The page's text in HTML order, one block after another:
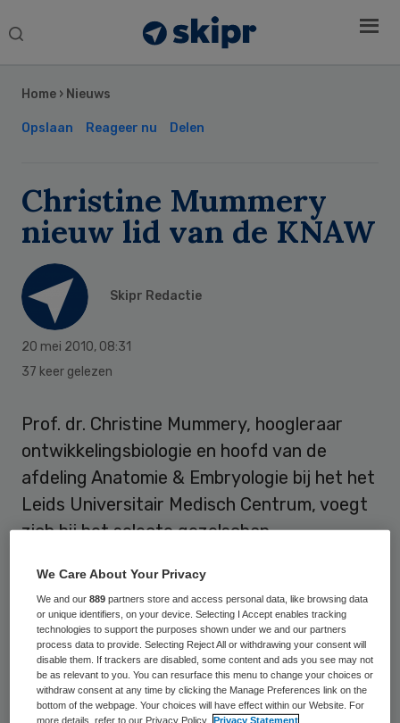
Search
Home › Nieuws
Opslaan Reageer nu Delen
Christine Mummery
nieuw lid van de KNAW
Skipr Redactie
20 mei 2010, 08:31
37 keer gelezen
Prof. dr. Christine Mummery, hoogleraar
ontwikkelingsbiologie en hoofd van de
afdeling Anatomie & Embryologie bij het het
Leids Universitair Medisch Centrum, voegt
zich bij het selecte gezelschap
van de Koninklijke Nederlandse Akademie
van Wetenschappen (KNAW).
Vooraanstaande wetenschappers
DeKNAWheeft27 nieuwe ledenbekend
Sidebar
We Care About Your Privacy
We and our889 partners store and access personal data, like browsing data
or unique identifiers, on your device. Selecting I Accept enables tracking
technologies to support the purposes shown under we and our partners
process data to provide. Selecting Reject All or withdrawing your consent will
disable them. If trackers are disabled, some content and ads you see may not
be as relevant to you. You can resurface this menu to change your choices or
withdraw consent at any time by clicking the Manage Preferences link on the
bottom of the webpage. Your choices will have effect within our Website. For
more details, refer to our Privacy Policy.
Privacy Statement